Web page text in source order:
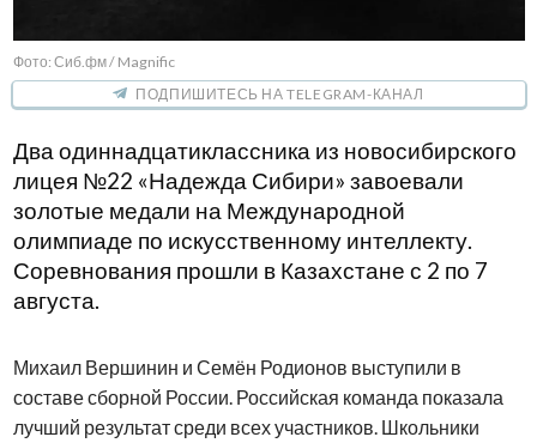
Фото: Сиб.фм / Magnific
ПОДПИШИТЕСЬ НА TELEGRAM-КАНАЛ
Два одиннадцатиклассника из новосибирского
лицея №22 «Надежда Сибири» завоевали
золотые медали на Международной
олимпиаде по искусственному интеллекту.
Соревнования прошли в Казахстане с 2 по 7
августа.
Михаил Вершинин и Семён Родионов выступили в
составе сборной России. Российская команда показала
лучший результат среди всех участников. Школьники